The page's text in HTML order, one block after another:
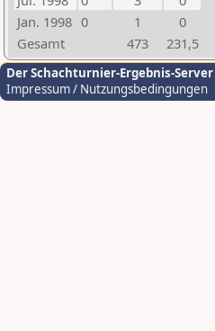
Jan. 1998 0 1
0
Gesamt
473 231,5
Der Schachturnier-Ergebnis-Server
Impressum / Nutzungsbedingungen